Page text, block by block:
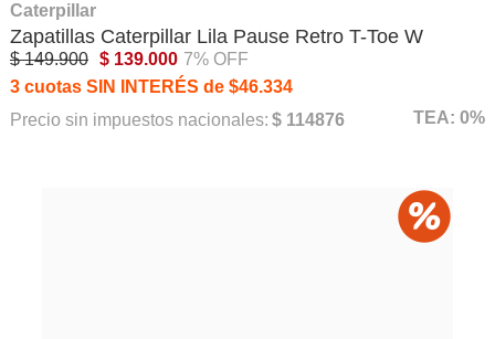
Caterpillar
Zapatillas Caterpillar Lila Pause Retro T-Toe W
$ 149.900 $ 139.000 7% OFF
3 cuotas SIN INTERÉS de $46.334
Precio sin impuestos nacionales: $ 114876 TEA: 0%